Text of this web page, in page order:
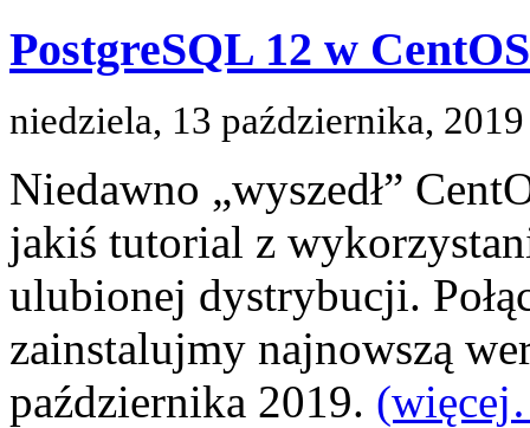
PostgreSQL 12 w
niedziela, 13 października, 2019
Niedawno „wyszedł”
jakiś tutorial z
ulubionej dystrybucji.
zainstalujmy najnowszą
października 2019.